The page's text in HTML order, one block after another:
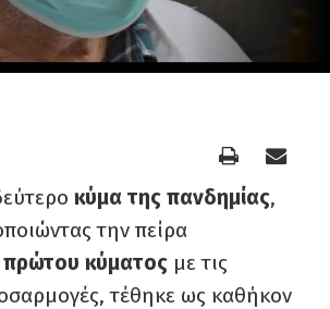
κύμα της πανδημίας,
την πείρα
πρώτου κύματος με τις
τέθηκε ως καθήκον